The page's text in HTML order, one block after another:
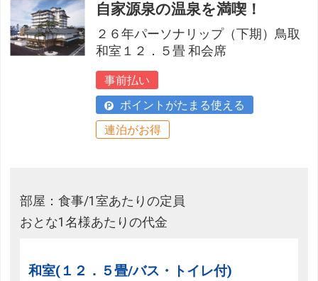
自家源泉の温泉を満喫！
２６年パーソナリップ（下期）鳥取
和室１２．５畳 和会席
事前払い
ポイントがたまる使える
連泊がお得
部屋：食事/1室あたりの定員
おとな1名様あたりの代金
和室(１２．５畳/バス・トイレ付)